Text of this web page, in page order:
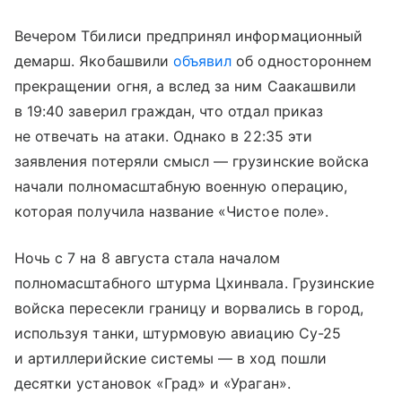
Вечером Тбилиси предпринял информационный
демарш. Якобашвили объявил об одностороннем
прекращении огня, а вслед за ним Саакашвили
в 19:40 заверил граждан, что отдал приказ
не отвечать на атаки. Однако в 22:35 эти
заявления потеряли смысл — грузинские войска
начали полномасштабную военную операцию,
которая получила название «Чистое поле».
Ночь с 7 на 8 августа стала началом
полномасштабного штурма Цхинвала. Грузинские
войска пересекли границу и ворвались в город,
используя танки, штурмовую авиацию Су-25
и артиллерийские системы — в ход пошли
десятки установок «Град» и «Ураган».